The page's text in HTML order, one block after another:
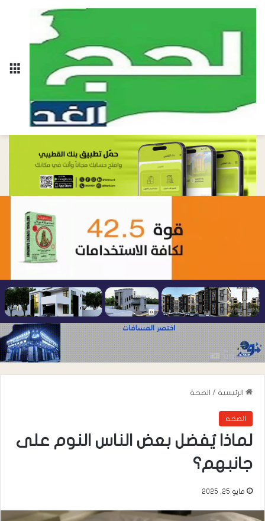
الرئيسية / الصحة
الصحة
لماذا يُفضل بعض الناس النوم على
جانبهم؟
مايو 25, 2025